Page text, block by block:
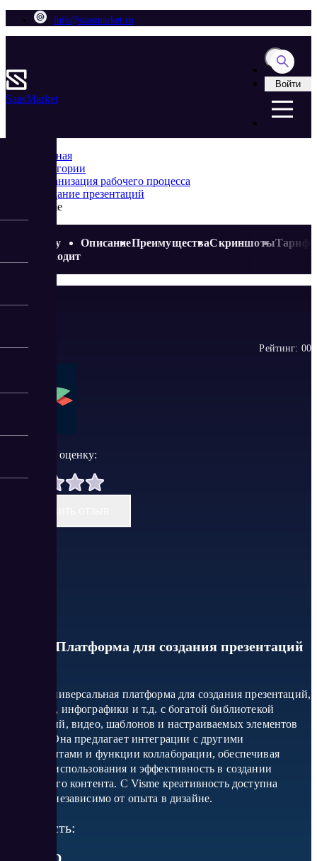
info@saasmarket.ru
SaasMarket
Войти
Главная
Категории
Организация рабочего процесса
Создание презентаций
Visme
Кому
подходит
ОписаниеПреимуществаСкриншоты
Рейтинг: 00
Поставить оценку:
Visme - Платформа для создания презентаций
Visme – универсальная платформа для создания презентаций,
анимаций, инфографики и т.д. с богатой библиотекой
фотографий, видео, шаблонов и настраиваемых элементов
дизайна. Она предлагает интеграции с другими
инструментами и функции коллаборации, обеспечивая
простоту использования и эффективность в создании
визуального контента. С Visme креативность доступна
каждому, независимо от опыта в дизайне.
Стоимость: